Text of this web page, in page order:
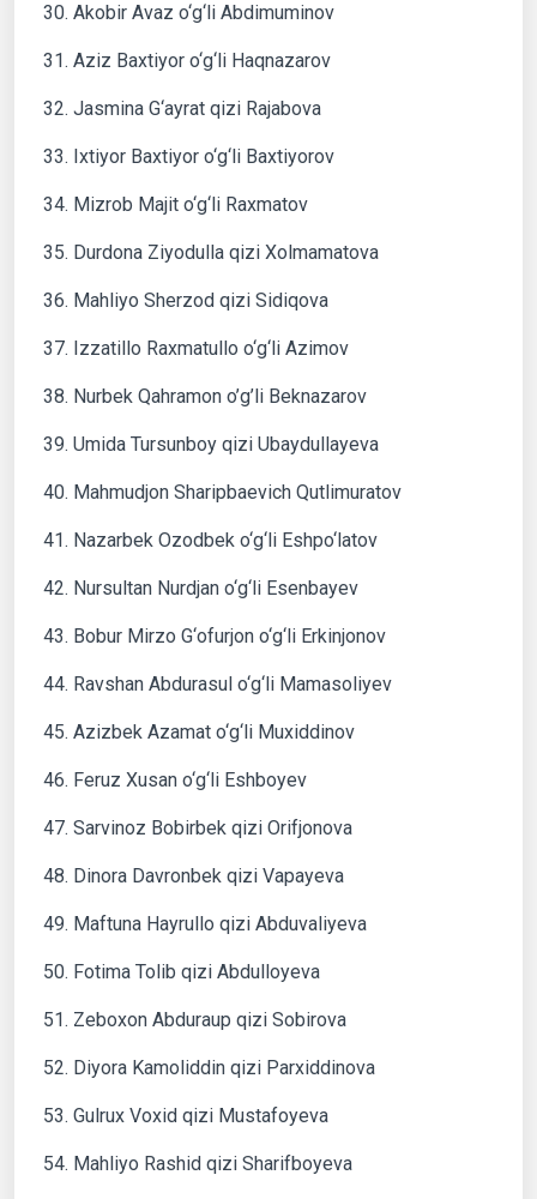
30. Akobir Avaz o‘g‘li Abdimuminov
31. Aziz Baxtiyor o‘g‘li Haqnazarov
32. Jasmina G‘ayrat qizi Rajabova
33. Ixtiyor Baxtiyor o‘g‘li Baxtiyorov
34. Mizrob Majit o‘g‘li Raxmatov
35. Durdona Ziyodulla qizi Xolmamatova
36. Mahliyo Sherzod qizi Sidiqova
37. Izzatillo Raxmatullo o‘g‘li Azimov
38. Nurbek Qahramon o’g’li Beknazarov
39. Umida Tursunboy qizi Ubaydullayeva
40. Mahmudjon Sharipbaevich Qutlimuratov
41. Nazarbek Ozodbek o‘g‘li Eshpo‘latov
42. Nursultan Nurdjan o‘g‘li Esenbayev
43. Bobur Mirzo G‘ofurjon o‘g‘li Erkinjonov
44. Ravshan Abdurasul o‘g‘li Mamasoliyev
45. Azizbek Azamat o‘g‘li Muxiddinov
46. Feruz Xusan o‘g‘li Eshboyev
47. Sarvinoz Bobirbek qizi Orifjonova
48. Dinora Davronbek qizi Vapayeva
49. Maftuna Hayrullo qizi Abduvaliyeva
50. Fotima Tolib qizi Abdulloyeva
51. Zeboxon Abduraup qizi Sobirova
52. Diyora Kamoliddin qizi Parxiddinova
53. Gulrux Voxid qizi Mustafoyeva
54. Mahliyo Rashid qizi Sharifboyeva